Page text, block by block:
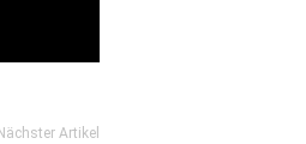
Nächster Artikel